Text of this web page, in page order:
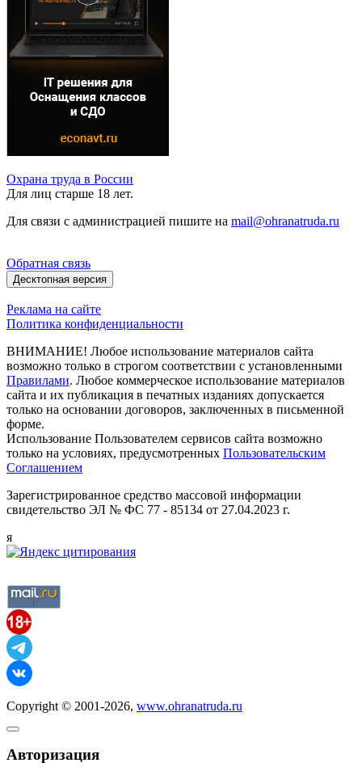
Охрана труда в России
Для лиц старше 18 лет.
Для связи с администрацией пишите на mail@ohranatruda.ru
Обратная связь
Десктопная версия
Реклама на сайте
Политика конфиденциальности
ВНИМАНИЕ! Любое использование материалов сайта
возможно только в строгом соответствии с установленными
Правилами. Любое коммерческое использование материалов
сайта и их публикация в печатных изданиях допускается
только на основании договоров, заключенных в письменной
форме.
Использование Пользователем сервисов сайта возможно
только на условиях, предусмотренных Пользовательским
Соглашением
Зарегистрированное средство массовой информации
свидетельство ЭЛ № ФС 77 - 85134 от 27.04.2023 г.
я
Copyright © 2001-2026, www.ohranatruda.ru
Авторизация